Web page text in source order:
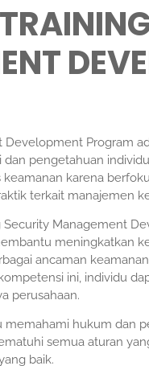
Development Program
pengetahuan
karena
terkait manajemen
Management
meningkatkan
ancaman
ini, individu
perusahaan.
memahami hukum dan
semua aturan
baik.